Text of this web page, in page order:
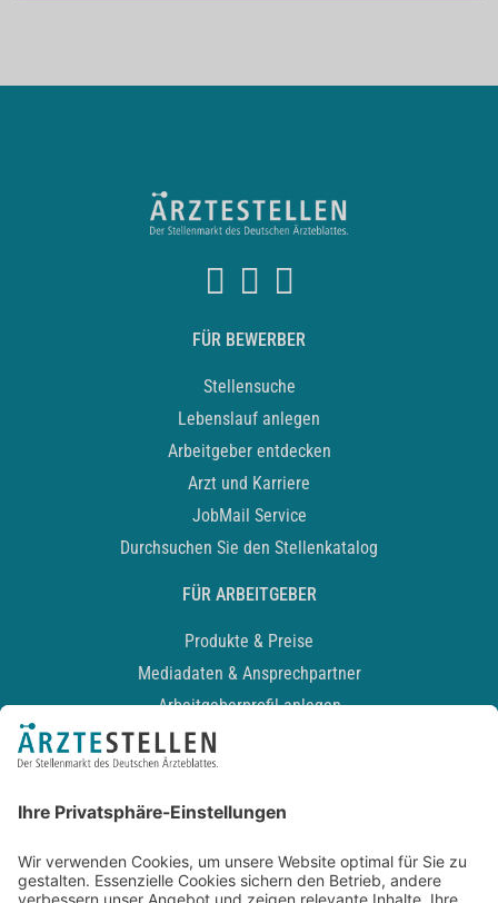
FÜR BEWERBER
Stellensuche
Lebenslauf anlegen
Arbeitgeber entdecken
Arzt und Karriere
JobMail Service
Durchsuchen Sie den Stellenkatalog
FÜR ARBEITGEBER
Produkte & Preise
Mediadaten & Ansprechpartner
Arbeitgeberprofil anlegen
Recruiting-Podcast
Kontakt
Datenschutz